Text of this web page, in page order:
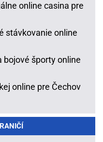
online casina pre
stávkovanie online
bojové športy online
online pre Čechov